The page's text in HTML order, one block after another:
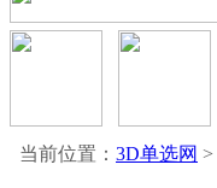
当前位置： 3D单选网 >